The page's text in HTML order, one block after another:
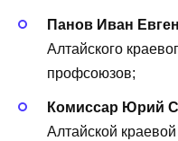
Панов Иван
Алтайского
профсоюзов;
Комиссар Юрий
Алтайской